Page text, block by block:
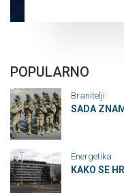
POPULARNO
Branitelji
SADA
Energetika
KAKO SE